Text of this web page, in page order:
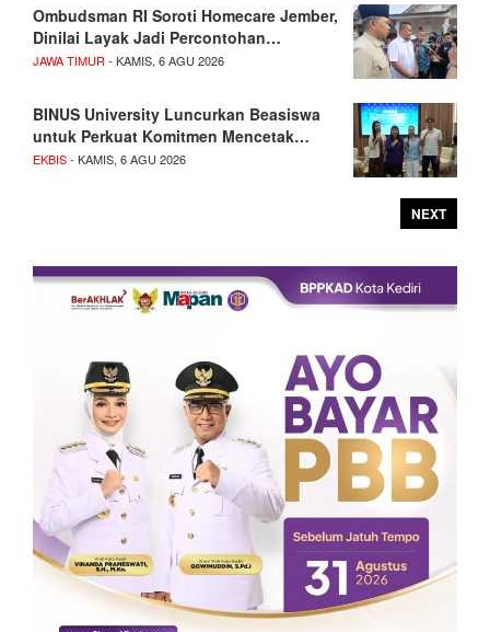
Ombudsman RI Soroti Homecare Jember,
Dinilai Layak Jadi Percontohan…
JAWA TIMUR- KAMIS, 6 AGU 2026
BINUS University Luncurkan Beasiswa
untuk Perkuat Komitmen Mencetak…
EKBIS- KAMIS, 6 AGU 2026
NEXT